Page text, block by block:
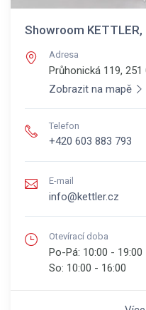
Showroom
Adresa
Průhonická 119, 251
Zobrazit na mapě
Telefon
+420 603 883 793
E-mail
info@kettler.cz
Otevírací doba
Po-Pá: 10:00 - 19:00
So: 10:00 - 16:00